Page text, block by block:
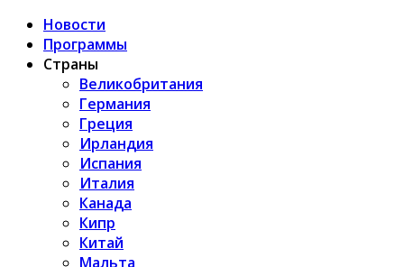
Новости
Программы
Страны
Великобритания
Германия
Греция
Ирландия
Испания
Италия
Канада
Кипр
Китай
Мальта